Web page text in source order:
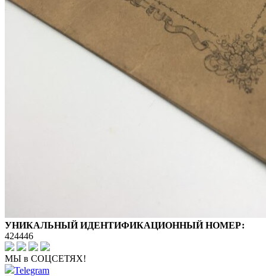
УНИКАЛЬНЫЙ ИДЕНТИФИКАЦИОННЫЙ НОМЕР:
424446
МЫ в СОЦСЕТЯХ!
Telegram